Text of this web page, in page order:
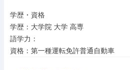
学歴・資格
学歴：大学院 大学 高専
語学力：
資格：第一種運転免許普通自動車